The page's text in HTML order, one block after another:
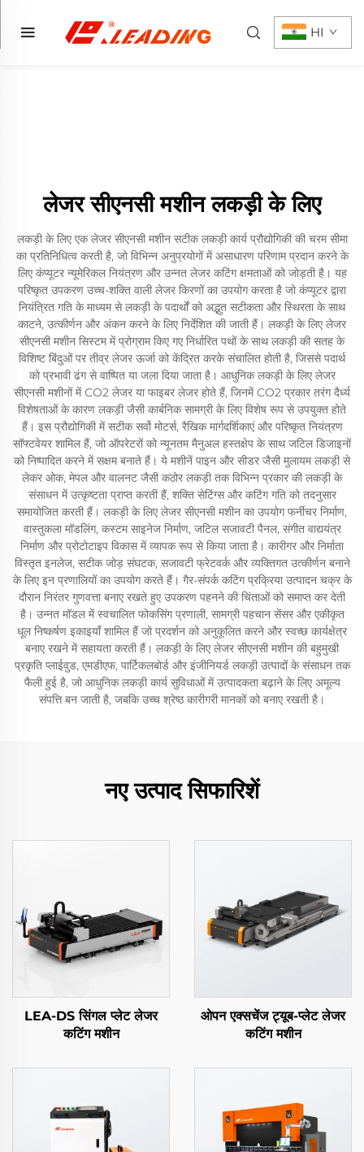
HI
लेजर सीएनसी मशीन लकड़ी के लिए
लकड़ी के लिए एक लेजर सीएनसी मशीन सटीक लकड़ी कार्य प्रौद्योगिकी की चरम सीमा
का प्रतिनिधित्व करती है, जो विभिन्न अनुप्रयोगों में असाधारण परिणाम प्रदान करने के
लिए कंप्यूटर न्यूमेरिकल नियंत्रण और उन्नत लेजर कटिंग क्षमताओं को जोड़ती है। यह
परिष्कृत उपकरण उच्च-शक्ति वाली लेजर किरणों का उपयोग करता है जो कंप्यूटर द्वारा
नियंत्रित गति के माध्यम से लकड़ी के पदार्थों को अद्भुत सटीकता और स्थिरता के साथ
काटने, उत्कीर्णन और अंकन करने के लिए निर्देशित की जाती हैं। लकड़ी के लिए लेजर
सीएनसी मशीन सिस्टम में प्रोग्राम किए गए निर्धारित पथों के साथ लकड़ी की सतह के
विशिष्ट बिंदुओं पर तीव्र लेजर ऊर्जा को केंद्रित करके संचालित होती है, जिससे पदार्थ
को प्रभावी ढंग से वाष्पित या जला दिया जाता है। आधुनिक लकड़ी के लिए लेजर
सीएनसी मशीनों में CO2 लेजर या फाइबर लेजर होते हैं, जिनमें CO2 प्रकार तरंग दैर्ध्य
विशेषताओं के कारण लकड़ी जैसी कार्बनिक सामग्री के लिए विशेष रूप से उपयुक्त होते
हैं। इस प्रौद्योगिकी में सटीक सर्वो मोटर्स, रैखिक मार्गदर्शिकाएं और परिष्कृत नियंत्रण
सॉफ्टवेयर शामिल हैं, जो ऑपरेटरों को न्यूनतम मैनुअल हस्तक्षेप के साथ जटिल डिजाइनों
को निष्पादित करने में सक्षम बनाते हैं। ये मशीनें पाइन और सीडर जैसी मुलायम लकड़ी से
लेकर ओक, मेपल और वालनट जैसी कठोर लकड़ी तक विभिन्न प्रकार की लकड़ी के
संसाधन में उत्कृष्टता प्राप्त करती हैं, शक्ति सेटिंग्स और कटिंग गति को तदनुसार
समायोजित करती हैं। लकड़ी के लिए लेजर सीएनसी मशीन का उपयोग फर्नीचर निर्माण,
वास्तुकला मॉडलिंग, कस्टम साइनेज निर्माण, जटिल सजावटी पैनल, संगीत वाद्ययंत्र
निर्माण और प्रोटोटाइप विकास में व्यापक रूप से किया जाता है। कारीगर और निर्माता
विस्तृत इनलेज, सटीक जोड़ संघटक, सजावटी फ्रेटवर्क और व्यक्तिगत उत्कीर्णन बनाने
के लिए इन प्रणालियों का उपयोग करते हैं। गैर-संपर्क कटिंग प्रक्रिया उत्पादन चक्र के
दौरान निरंतर गुणवत्ता बनाए रखते हुए उपकरण पहनने की चिंताओं को समाप्त कर देती
है। उन्नत मॉडल में स्वचालित फोकसिंग प्रणाली, सामग्री पहचान सेंसर और एकीकृत
धूल निष्कर्षण इकाइयाँ शामिल हैं जो प्रदर्शन को अनुकूलित करने और स्वच्छ कार्यक्षेत्र
बनाए रखने में सहायता करती हैं। लकड़ी के लिए लेजर सीएनसी मशीन की बहुमुखी
प्रकृति प्लाईवुड, एमडीएफ, पार्टिकलबोर्ड और इंजीनियर्ड लकड़ी उत्पादों के संसाधन तक
फैली हुई है, जो आधुनिक लकड़ी कार्य सुविधाओं में उत्पादकता बढ़ाने के लिए अमूल्य
संपत्ति बन जाती है, जबकि उच्च श्रेष्ठ कारीगरी मानकों को बनाए रखती है।
नए उत्पाद सिफारिशें
LEA-DS सिंगल प्लेट लेजर
कटिंग मशीन
ओपन एक्सचेंज ट्यूब-प्लेट लेजर
कटिंग मशीन